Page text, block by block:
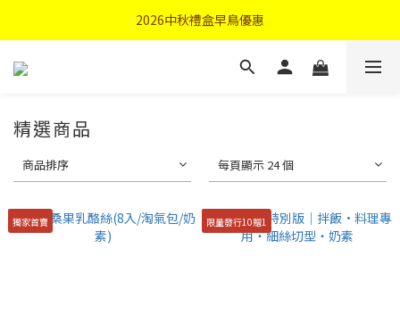
首購優惠輸入"N50"現折50元
2026中秋禮盒早鳥優惠
首購優惠輸入"N50"現折50元
精選商品
商品排序 每頁顯示 24 個
獨家首賣 限量發行10贈1